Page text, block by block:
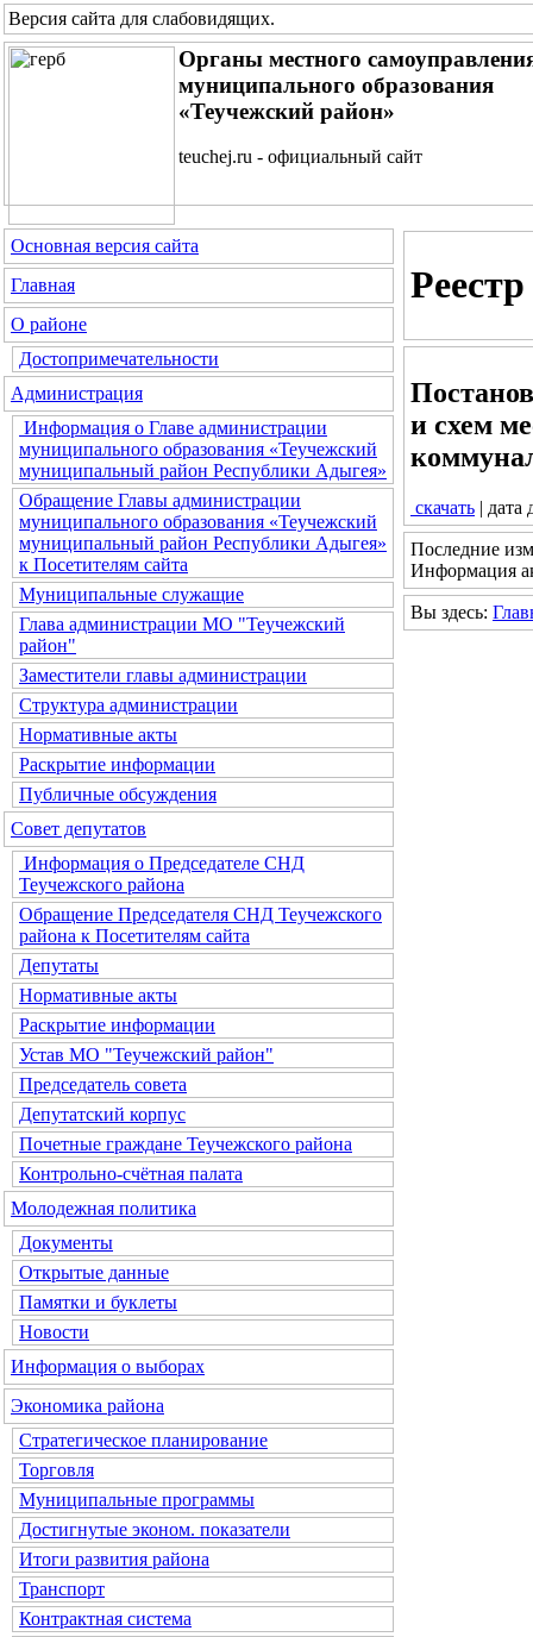
Версия сайта для слабовидящих.
Органы местного
муниципального образования
«Теучежский район»
teuchej.ru - официальный сайт
Основная версия сайта
Главная
О районе
Достопримечательности
Администрация
Информация о Главе администрации
муниципального образования «Теучежский
муниципальный район Республики Адыгея»
Обращение Главы администрации
муниципального образования «Теучежский
муниципальный район Республики Адыгея»
к Посетителям сайта
Муниципальные служащие
Глава администрации МО "Теучежский
район"
Заместители главы администрации
Структура администрации
Нормативные акты
Раскрытие информации
Публичные обсуждения
Совет депутатов
Информация о Председателе СНД
Теучежского района
Обращение Председателя СНД Теучежского
района к Посетителям сайта
Депутаты
Нормативные акты
Раскрытие информации
Устав МО "Теучежский район"
Председатель совета
Депутатский корпус
Почетные граждане Теучежского района
Контрольно-счётная палата
Молодежная политика
Документы
Открытые данные
Памятки и буклеты
Новости
Информация о выборах
Экономика района
Стратегическое планирование
Торговля
Муниципальные программы
Достигнутые эконом. показатели
Итоги развития района
Транспорт
Контрактная система
и схем
скачать | дата
Последние
Информация
Вы здесь: